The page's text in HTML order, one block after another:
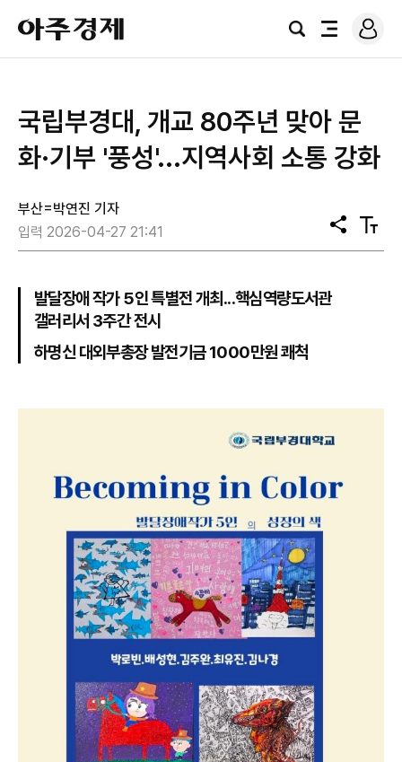
아
주
경
검
전
로
그
국립부경대, 개교 80주년 맞아 문
화·기부 '풍성'...지역사회 소통 강화
부산=박연진 기자
입력 2026-04-27 21:41
공
유
텍
스
발달장애 작가 5인 특별전 개최...핵심역량도서관
갤러리서 3주간 전시
하명신 대외부총장 발전기금 1000만원 쾌척